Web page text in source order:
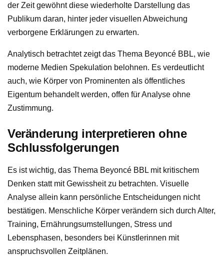
der Zeit gewöhnt diese wiederholte Darstellung das
Publikum daran, hinter jeder visuellen Abweichung
verborgene Erklärungen zu erwarten.
Analytisch betrachtet zeigt das Thema Beyoncé BBL, wie
moderne Medien Spekulation belohnen. Es verdeutlicht
auch, wie Körper von Prominenten als öffentliches
Eigentum behandelt werden, offen für Analyse ohne
Zustimmung.
Veränderung interpretieren ohne
Schlussfolgerungen
Es ist wichtig, das Thema Beyoncé BBL mit kritischem
Denken statt mit Gewissheit zu betrachten. Visuelle
Analyse allein kann persönliche Entscheidungen nicht
bestätigen. Menschliche Körper verändern sich durch Alter,
Training, Ernährungsumstellungen, Stress und
Lebensphasen, besonders bei Künstlerinnen mit
anspruchsvollen Zeitplänen.